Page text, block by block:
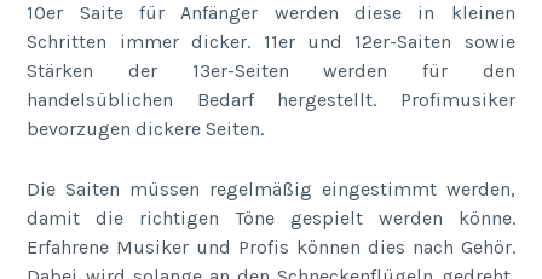
10er Saite für Anfänger werden diese in kleinen
Schritten immer dicker. 11er und 12er-Saiten sowie
Stärken der 13er-Seiten werden für den
handelsüblichen Bedarf hergestellt. Profimusiker
bevorzugen dickere Seiten.
Die Saiten müssen regelmäßig eingestimmt werden,
damit die richtigen Töne gespielt werden könne.
Erfahrene Musiker und Profis können dies nach Gehör.